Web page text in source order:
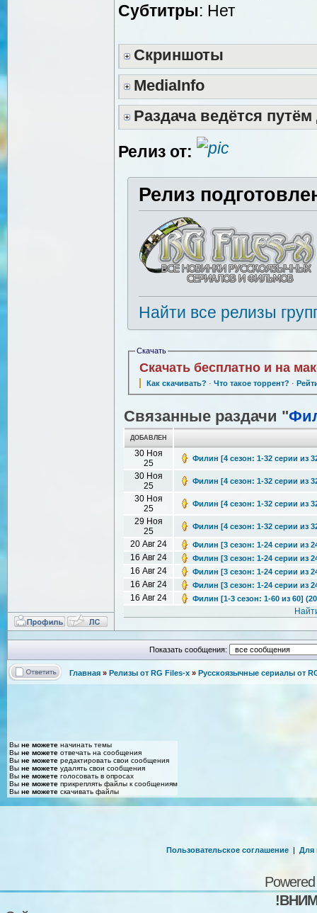
Cубтитры: Нет
Скриншоты
MediaInfo
Раздача ведётся
Релиз от:
Релиз
Найти все релизы
Скачать
Скачать бесплатно и на
Как скачивать? · Что такое торрент? ·
Связанные раздачи "
ДОБАВЛЕН
30 Ноя
25
Филин [4 сезон: 1-32 серии из
30 Ноя
25
Филин [4 сезон: 1-32 серии из
30 Ноя
25
Филин [4 сезон: 1-32 серии из
29 Ноя
25
Филин [4 сезон: 1-32 серии из
20 Авг 24 Филин [3 сезон: 1-24 серии из
16 Авг 24 Филин [3 сезон: 1-24 серии из
16 Авг 24 Филин [3 сезон: 1-24 серии из
16 Авг 24 Филин [3 сезон: 1-24 серии из
16 Авг 24 Филин [1-3 сезон: 1-60 из 60]
Показать сообщения:
Главная » Релизы от RG Files-x » Русскоязычные сериалы от
Вы не можете начинать темы
Вы не можете отвечать на сообщения
Вы не можете редактировать свои сообщения
Вы не можете удалять свои сообщения
Вы не можете голосовать в опросах
Вы не можете прикреплять файлы к сообщениям
Вы не можете скачивать файлы
Пользовательское соглашение | Для